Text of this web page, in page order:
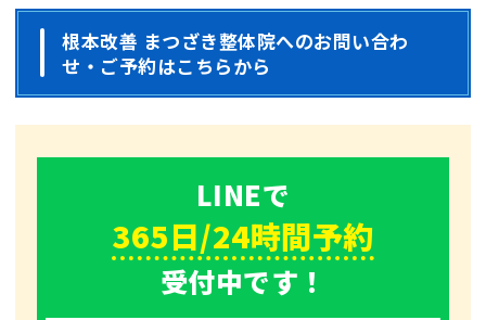
根本改善 まつざき整体院へのお問い合わ
せ・ご予約はこちらから
LINEで
365日/24時間予約
受付中です！